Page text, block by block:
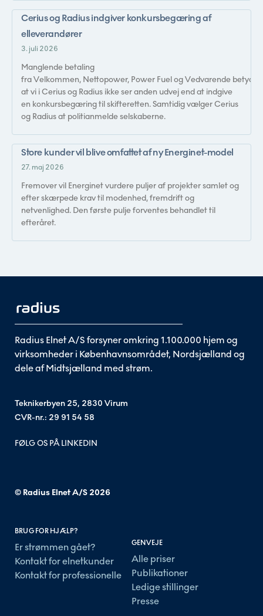
Cerius og Radius indgiver konkursbegæring af
elleverandører
3. juli 2026
Manglende betaling
fra Velkommen, Nettopower, Power Fuel og Vedvarende betyder,
at vi i Cerius og Radius ikke ser anden udvej end at indgive
en konkursbegæring til skifteretten. Samtidig vælger Cerius
og Radius at politianmelde selskaberne.
Store kunder vil blive omfattet af ny Energinet-model
27. maj 2026
Fremover vil Energinet vurdere puljer af projekter samlet og
efter skærpede krav til modenhed, fremdrift og
netvenlighed. Den første pulje forventes behandlet til
efteråret.
Radius Elnet A/S forsyner omkring 1.100.000 hjem og
virksomheder i Københavnsområdet, Nordsjælland og
dele af Midtsjælland med strøm.
Teknikerbyen 25, 2830 Virum
CVR-nr.: 29 91 54 58
FØLG OS PÅ LINKEDIN
© Radius Elnet A/S 2026
BRUG FOR HJÆLP?
Er strømmen gået?
Kontakt for elnetkunder
Kontakt for professionelle
GENVEJE
Alle priser
Publikationer
Ledige stillinger
Presse